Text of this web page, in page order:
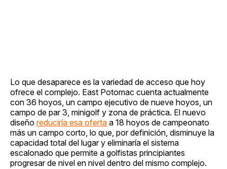
Lo que desaparece es la variedad de acceso que hoy
ofrece el complejo. East Potomac cuenta actualmente
con 36 hoyos, un campo ejecutivo de nueve hoyos, un
campo de par 3, minigolf y zona de práctica. El nuevo
diseño reduciría esa oferta a 18 hoyos de campeonato
más un campo corto, lo que, por definición, disminuye la
capacidad total del lugar y eliminaría el sistema
escalonado que permite a golfistas principiantes
progresar de nivel en nivel dentro del mismo complejo.